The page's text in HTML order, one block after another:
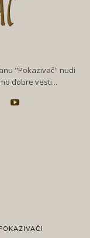
"Pokazivač" nudi
dobre vesti...